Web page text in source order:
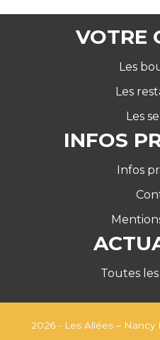
VOTRE
Les
Les
Les
INFOS
Infos
Toutes
2026 - Les Allées –